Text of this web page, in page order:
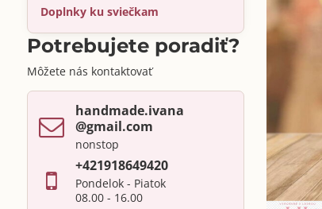
Doplnky ku sviečkam
Potrebujete poradiť?
Môžete nás kontaktovať
handmade​.ivana ​
@gmail​.com
nonstop
+421918649420
Pondelok - Piatok
08.00 - 16.00